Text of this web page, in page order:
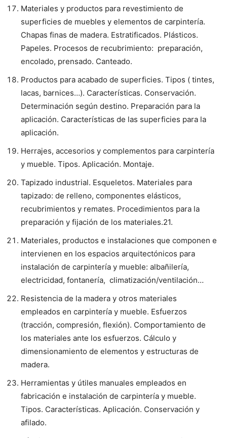
Materiales y productos para revestimiento de
superficies de muebles y elementos de carpintería.
Chapas finas de madera. Estratificados. Plásticos.
Papeles. Procesos de recubrimiento: preparación,
encolado, prensado. Canteado.
Productos para acabado de superficies. Tipos ( tintes,
lacas, barnices…). Características. Conservación.
Determinación según destino. Preparación para la
aplicación. Características de las superficies para la
aplicación.
Herrajes, accesorios y complementos para carpintería
y mueble. Tipos. Aplicación. Montaje.
Tapizado industrial. Esqueletos. Materiales para
tapizado: de relleno, componentes elásticos,
recubrimientos y remates. Procedimientos para la
preparación y fijación de los materiales.21.
Materiales, productos e instalaciones que componen e
intervienen en los espacios arquitectónicos para
instalación de carpintería y mueble: albañilería,
electricidad, fontanería, climatización/ventilación…
Resistencia de la madera y otros materiales
empleados en carpintería y mueble. Esfuerzos
(tracción, compresión, flexión). Comportamiento de
los materiales ante los esfuerzos. Cálculo y
dimensionamiento de elementos y estructuras de
madera.
Herramientas y útiles manuales empleados en
fabricación e instalación de carpintería y mueble.
Tipos. Características. Aplicación. Conservación y
afilado.